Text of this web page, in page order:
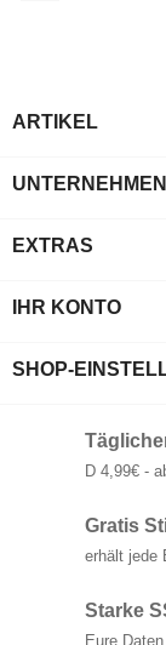
ARTIKEL
UNTERNEHMEN
EXTRAS
IHR KONTO
SHOP-
D 4,99€ -
Gratis
erhält jede
Starke
Eure